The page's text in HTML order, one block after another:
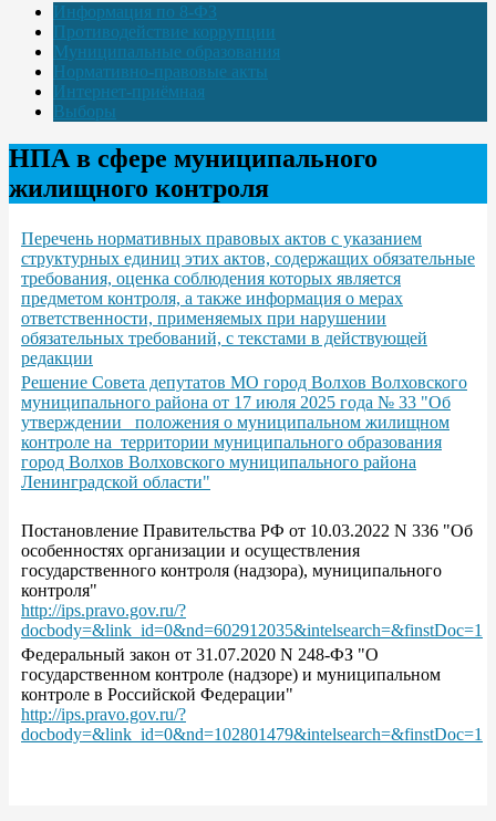
Информация по 8-ФЗ
Противодействие коррупции
Муниципальные образования
Нормативно-правовые акты
Интернет-приёмная
Выборы
НПА в сфере муниципального
жилищного контроля
Перечень нормативных правовых актов с указанием
структурных единиц этих актов, содержащих обязательные
требования, оценка соблюдения которых является
предметом контроля, а также информация о мерах
ответственности, применяемых при нарушении
обязательных требований, с текстами в действующей
редакции
Решение Совета депутатов МО город Волхов Волховского
муниципального района от 17 июля 2025 года № 33 "Об
утверждении положения о муниципальном жилищном
контроле на территории муниципального образования
город Волхов Волховского муниципального района
Ленинградской области"
Постановление Правительства РФ от 10.03.2022 N 336 "Об
особенностях организации и осуществления
государственного контроля (надзора), муниципального
контроля"
http://ips.pravo.gov.ru/?
docbody=&link_id=0&nd=602912035&intelsearch=&finstDoc=1
Федеральный закон от 31.07.2020 N 248-ФЗ "О
государственном контроле (надзоре) и муниципальном
контроле в Российской Федерации"
http://ips.pravo.gov.ru/?
docbody=&link_id=0&nd=102801479&intelsearch=&finstDoc=1